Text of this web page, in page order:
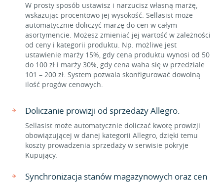
W prosty sposób ustawisz i narzucisz własną marżę,
wskazując procentowo jej wysokość. Sellasist może
automatycznie doliczyć marżę do cen w całym
asortymencie. Możesz zmieniać jej wartość w zależności
od ceny i kategorii produktu. Np. możliwe jest
ustawienie marży 15%, gdy cena produktu wynosi od 50
do 100 zł i marży 30%, gdy cena waha się w przedziale
101 – 200 zł. System pozwala skonfigurować dowolną
ilość progów cenowych.
Doliczanie prowizji od sprzedaży Allegro.
Sellasist może automatycznie doliczać kwotę prowizji
obowiązującej w danej kategorii Allegro, dzięki temu
koszty prowadzenia sprzedaży w serwisie pokryje
Kupujący.
Synchronizacja stanów magazynowych oraz cen